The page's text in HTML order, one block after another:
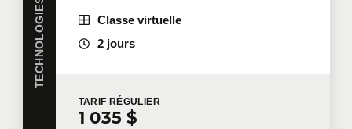
Classe virtuelle
2 jours
TARIF RÉGULIER
1 035 $